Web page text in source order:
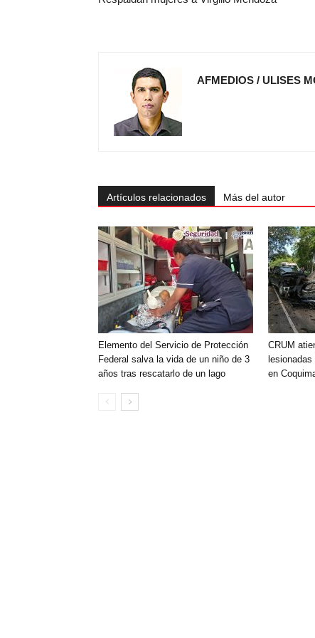
AFMEDIOS / ULISES
Artículos relacionados Más del autor
Elemento del Servicio de Protección
Federal salva la vida de un niño de 3
años tras rescatarlo de un lago
CRUM
en